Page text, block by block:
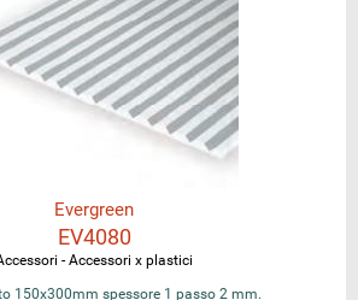
Evergreen
EV4080
- Accessori x plastici
150x300mm spessore 1 passo 2 mm.